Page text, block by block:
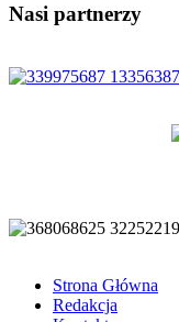
Nasi partnerzy
Strona Główna
Redakcja